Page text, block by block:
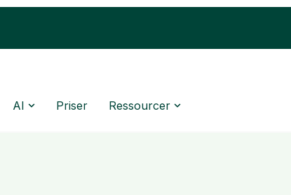
AI Priser Ressourcer